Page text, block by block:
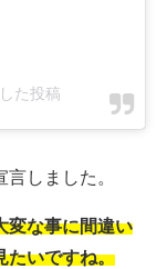
た投稿
しました。
変な事に間違い
たいですね。